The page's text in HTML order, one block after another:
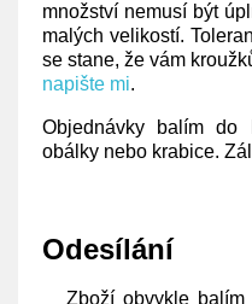
množství nemusí být
malých velikostí.
se stane, že vám
napište mi.
Objednávky balím do
obálky nebo krabice.
Odesílání
Zboží obvykle balím